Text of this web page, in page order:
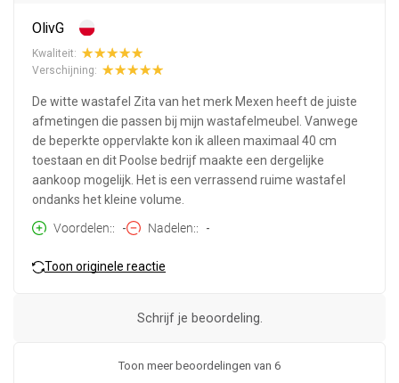
OlivG
Kwaliteit:
Verschijning:
De witte wastafel Zita van het merk Mexen heeft de juiste
afmetingen die passen bij mijn wastafelmeubel. Vanwege
de beperkte oppervlakte kon ik alleen maximaal 40 cm
toestaan en dit Poolse bedrijf maakte een dergelijke
aankoop mogelijk. Het is een verrassend ruime wastafel
ondanks het kleine volume.
Voordelen:
- Nadelen: -
Toon originele reactie
Toon meer beoordelingen van 6
Schrijf je beoordeling.